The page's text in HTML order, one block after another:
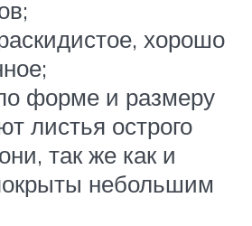
хорошо
форме и размеру
листья острого
так же как и
небольшим